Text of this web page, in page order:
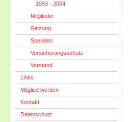
1993 - 2004
Mitglieder
Satzung
Spenden
Versicherungsschutz
Vorstand
Links
Mitglied werden
Kontakt
Datenschutz